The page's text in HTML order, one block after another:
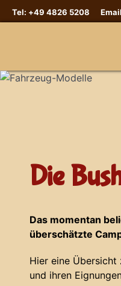
Tel: +49 4826 5208
Die
Das momentan
überschätzte
Hier eine
und ihren